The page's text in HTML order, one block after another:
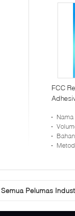
FCC
Semua Pelumas
Semprot Perekat Kain